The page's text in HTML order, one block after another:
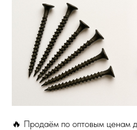
🔥 Продаём по оптовым ценам